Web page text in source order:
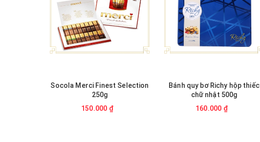
Socola Merci Finest Selection
250g
150.000 ₫
Bánh quy bơ Richy hộp thiếc
chữ nhật 500g
160.000 ₫